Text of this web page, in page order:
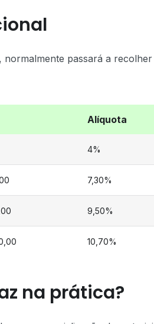
normalmente passará a
Alíquota
4%
7,30%
9,50%
10,70%
na prática?